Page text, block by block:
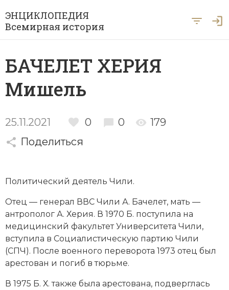
ЭНЦИКЛОПЕДИЯ
Всемирная история
Рубрики
Азия
Археология
Африка
Византия
Военная история
Генеалогия, геральдика
Государство и право
Периоды
Античность
История Древнего мира
История Средних веков
Новая история
Новейшая история
А Б В Г
У Ф Х Ц Ч Ш
Ю Я
БАЧЕЛЕТ ХЕРИЯ
Мишель
25.11.2021 0 0
179
Поделиться
Политический деятель Чили.
Отец — генерал ВВС Чили А. Бачелет, мать —
антрополог А. Херия. В 1970 Б. поступила на
медицинский факультет Университета Чили,
вступила в Социалистическую партию Чили
(СПЧ). После военного переворота 1973 отец был
арестован и погиб в тюрьме.
В 1975 Б. Х. также была арестована, подверглась